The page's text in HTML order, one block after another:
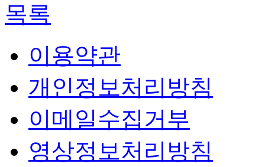
목록
이용약관
개인정보처리방침
이메일수집거부
영상정보처리방침